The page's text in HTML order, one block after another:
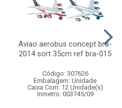
Aviao aerobus concept bra-
2014 sort 35cm ref bra-015
Código: 307626
Embalagem: Unidade
Caixa Com: 12 Unidade(s)
Inmetro: 003745/09